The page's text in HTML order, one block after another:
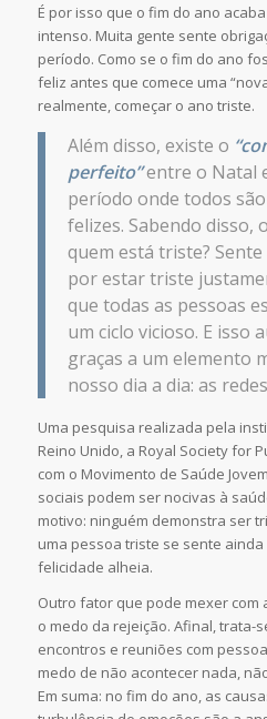
É por isso que o fim do ano
intenso. Muita gente sente
período. Como se o fim do ano
feliz antes que comece uma
realmente, começar o ano triste.
Além disso, existe o
perfeito”entre o Natal
período onde todos
felizes. Sabendo disso,
quem está triste?
por estar triste
que todas as pessoas
um ciclo vicioso. E isso
graças a um elemento
nosso dia a dia: as
Uma pesquisa realizada pela
Reino Unido, a Royal Society for
com o Movimento de Saúde
sociais podem ser nocivas à
motivo: ninguém demonstra ser
uma pessoa triste se sente
felicidade alheia.
Outro fator que pode mexer com
o medo da rejeição. Afinal, trata-
encontros e reuniões com
medo de não acontecer nada,
Em suma: no fim do ano, as